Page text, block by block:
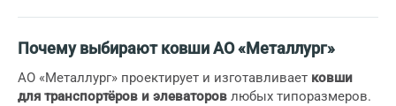
Почему выбирают ковши АО «Металлург»
АО «Металлург» проектирует и изготавливает ковши
для транспортёров и элеваторов любых типоразмеров.